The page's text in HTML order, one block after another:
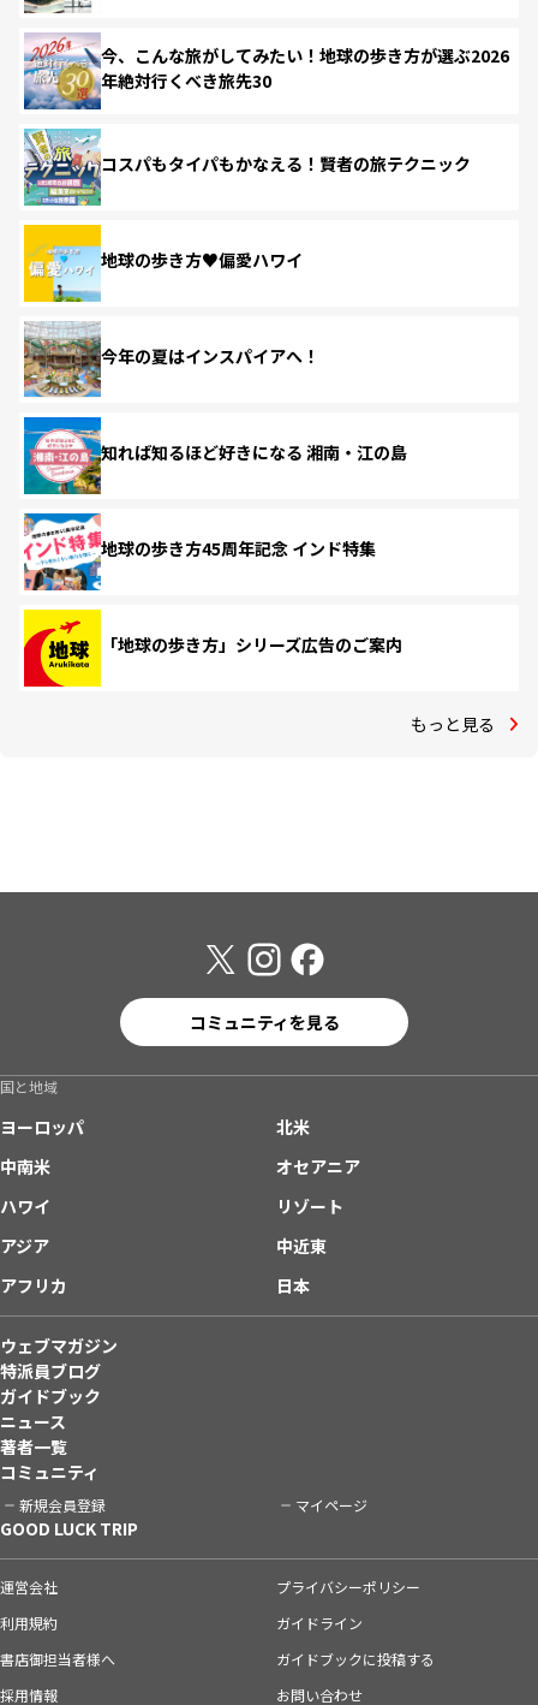
今、こんな旅がしてみたい！地球の歩き方が選ぶ2026
年絶対行くべき旅先30
コスパもタイパもかなえる！賢者の旅テクニック
地球の歩き方♥偏愛ハワイ
今年の夏はインスパイアへ！
知れば知るほど好きになる 湘南・江の島
地球の歩き方45周年記念 インド特集
「地球の歩き方」シリーズ広告のご案内
もっと見る
コミュニティを見る
国と地域
ヨーロッパ
北米
中南米
オセアニア
ハワイ
リゾート
アジア
中近東
アフリカ
日本
ウェブマガジン
特派員ブログ
ガイドブック
ニュース
著者一覧
コミュニティ
新規会員登録 マイページ
GOOD LUCK TRIP
運営会社
プライバシーポリシー
利用規約
ガイドライン
書店御担当者様へ
ガイドブックに投稿する
採用情報
お問い合わせ